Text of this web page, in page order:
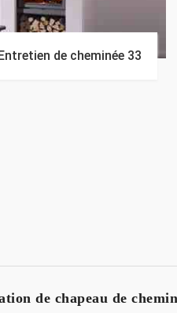
de cheminée 33
de chapeau de